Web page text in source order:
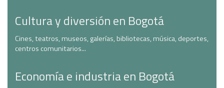
Cultura y diversión en Bogotá
Cines, teatros, museos, galerías, bibliotecas, música, deportes,
centros comunitarios...
Economía e industria en Bogotá